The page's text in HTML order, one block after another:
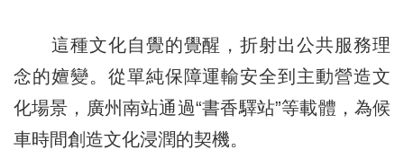
這種文化自覺的覺醒，折射出公共服務理
念的嬗變。從單純保障運輸安全到主動營造文
化場景，廣州南站通過“書香驛站”等載體，為候
車時間創造文化浸潤的契機。